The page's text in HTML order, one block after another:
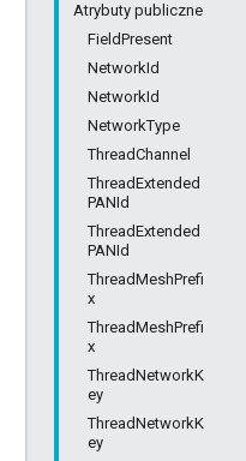
Atrybuty publiczne
FieldPresent
NetworkId
NetworkId
NetworkType
ThreadChannel
ThreadExtended
PANId
ThreadExtended
PANId
ThreadMeshPrefi
x
ThreadMeshPrefi
x
ThreadNetworkK
ey
ThreadNetworkK
ey